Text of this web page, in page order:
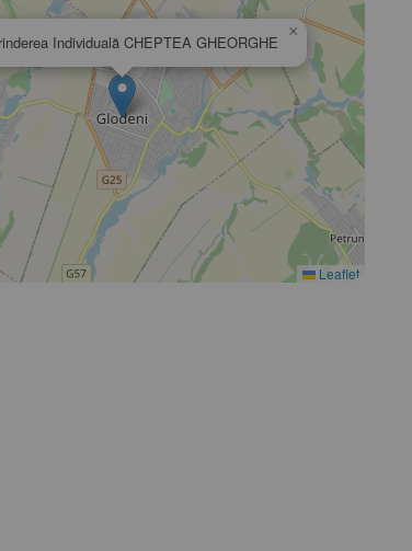
Individuală CHEPTEA GHEORGHE
×
Leaflet